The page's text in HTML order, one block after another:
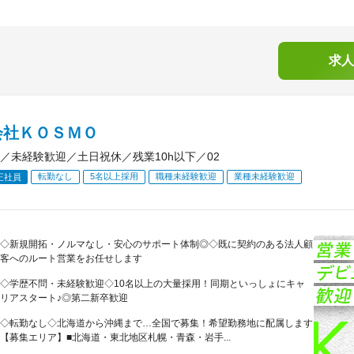
求
ＫＯＳＭＯ
未経験歓迎／土日祝休／残業10h以下／02
社員 転勤なし 5名以上採用 職種未経験歓迎 業種未経験歓迎
◇新規開拓・ノルマなし・安心のサポート体制◎◇既に契約のある法人顧
客へのルート営業をお任せします
◇学歴不問・未経験歓迎◇10名以上の大量採用！同期といっしょにキャ
リアスタート♪◎第二新卒歓迎
◇転勤なし◇北海道から沖縄まで…全国で募集！希望勤務地に配属します
【募集エリア】■北海道・東北地区札幌・青森・岩手...